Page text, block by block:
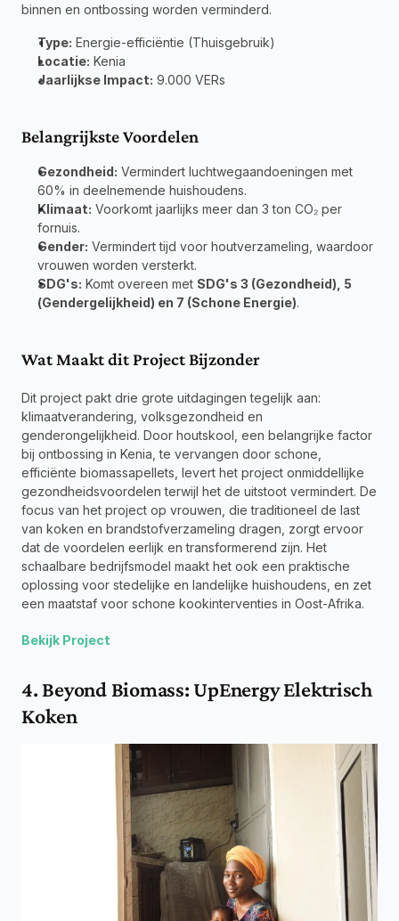
binnen en ontbossing worden verminderd.
Type: Energie-efficiëntie (Thuisgebruik)
Locatie: Kenia
Jaarlijkse Impact: 9.000 VERs
Belangrijkste Voordelen
Gezondheid: Vermindert luchtwegaandoeningen met
60% in deelnemende huishoudens.
Klimaat: Voorkomt jaarlijks meer dan 3 ton CO₂ per
fornuis.
Gender: Vermindert tijd voor houtverzameling, waardoor
vrouwen worden versterkt.
SDG's: Komt overeen met SDG's 3 (Gezondheid), 5
(Gendergelijkheid) en 7 (Schone Energie).
Wat Maakt dit Project Bijzonder
Dit project pakt drie grote uitdagingen tegelijk aan:
klimaatverandering, volksgezondheid en
genderongelijkheid. Door houtskool, een belangrijke factor
bij ontbossing in Kenia, te vervangen door schone,
efficiënte biomassapellets, levert het project onmiddellijke
gezondheidsvoordelen terwijl het de uitstoot vermindert. De
focus van het project op vrouwen, die traditioneel de last
van koken en brandstofverzameling dragen, zorgt ervoor
dat de voordelen eerlijk en transformerend zijn. Het
schaalbare bedrijfsmodel maakt het ook een praktische
oplossing voor stedelijke en landelijke huishoudens, en zet
een maatstaf voor schone kookinterventies in Oost-Afrika.
Bekijk Project
4. Beyond Biomass: UpEnergy Elektrisch
Koken